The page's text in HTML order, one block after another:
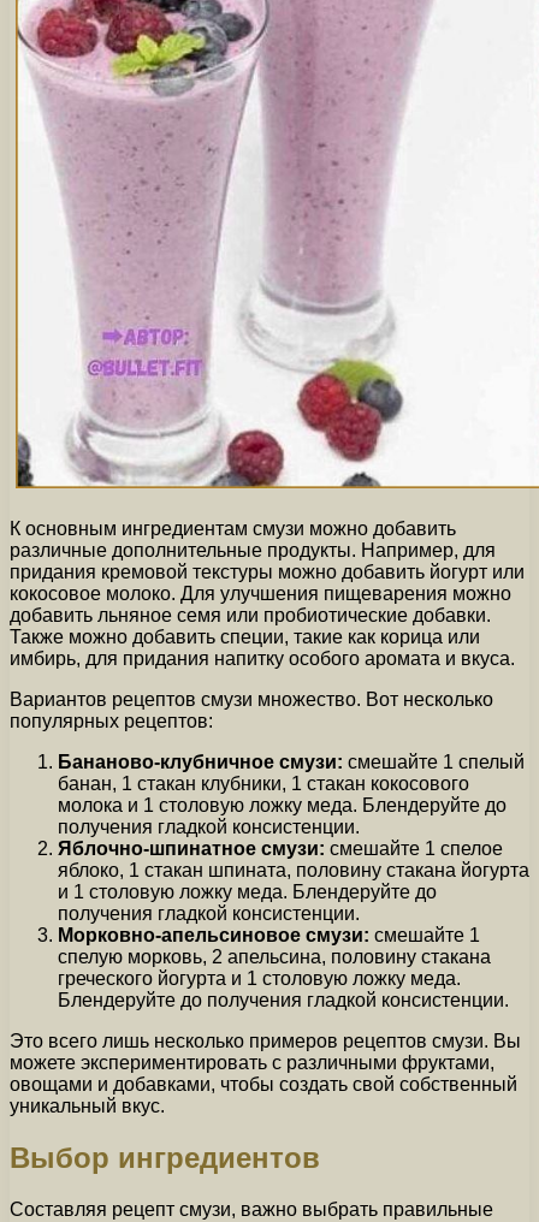
К основным ингредиентам смузи можно добавить
различные дополнительные продукты. Например, для
придания кремовой текстуры можно добавить йогурт или
кокосовое молоко. Для улучшения пищеварения можно
добавить льняное семя или пробиотические добавки.
Также можно добавить специи, такие как корица или
имбирь, для придания напитку особого аромата и вкуса.
Вариантов рецептов смузи множество. Вот несколько
популярных рецептов:
Бананово-клубничное смузи: смешайте 1 спелый
банан, 1 стакан клубники, 1 стакан кокосового
молока и 1 столовую ложку меда. Блендеруйте до
получения гладкой консистенции.
Яблочно-шпинатное смузи: смешайте 1 спелое
яблоко, 1 стакан шпината, половину стакана йогурта
и 1 столовую ложку меда. Блендеруйте до
получения гладкой консистенции.
Морковно-апельсиновое смузи: смешайте 1
спелую морковь, 2 апельсина, половину стакана
греческого йогурта и 1 столовую ложку меда.
Блендеруйте до получения гладкой консистенции.
Это всего лишь несколько примеров рецептов смузи. Вы
можете экспериментировать с различными фруктами,
овощами и добавками, чтобы создать свой собственный
уникальный вкус.
Выбор ингредиентов
Составляя рецепт смузи, важно выбрать правильные